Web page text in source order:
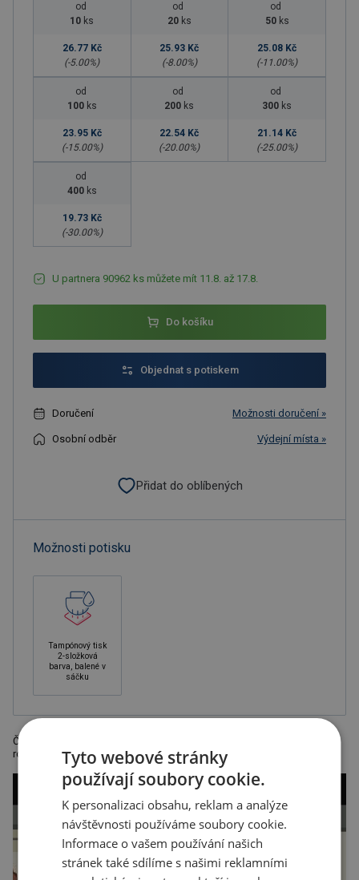
od
10 ks
26.77 Kč
(-5.00%)
od
20 ks
25.93 Kč
(-8.00%)
od
50 ks
25.08 Kč
(-11.00%)
od
100 ks
23.95 Kč
(-15.00%)
od
200 ks
22.54 Kč
(-20.00%)
od
300 ks
21.14 Kč
(-25.00%)
od
400 ks
19.73 Kč
(-30.00%)
U partnera 90962 ks můžete mít 11.8. až 17.8.
Do košíku
Objednat s potiskem
Doručení Možnosti doručení »
Osobní odběr Výdejní místa »
Přidat do oblíbených
Možnosti potisku
Tampónový tisk
2-složková
barva, balené v
sáčku
Červená vonná svíčka s vůní vanilky v kovové plechovce ve tvaru srdce,
rozměr 5 x 5 x 2,4 cm.Tyto webové stránky
používají soubory cookie.
K personalizaci obsahu, reklam a analýze
návštěvnosti používáme soubory cookie.
Informace o vašem používání našich
stránek také sdílíme s našimi reklamními